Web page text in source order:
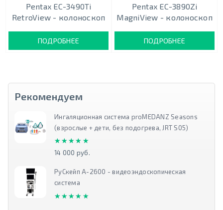
Pentax EC-3490Ti
RetroView - колоноскоп
ПОДРОБНЕЕ
Pentax EC-3890Zi
MagniView - колоноскоп
ПОДРОБНЕЕ
Рекомендуем
Ингаляционная система proMEDANZ Seasons
(взрослые + дети, без подогрева, JRT S05)
★★★★★
★★★★★
14 000 руб.
РуСкейп А-2600 - видеоэндоскопическая
система
★★★★★
★★★★★